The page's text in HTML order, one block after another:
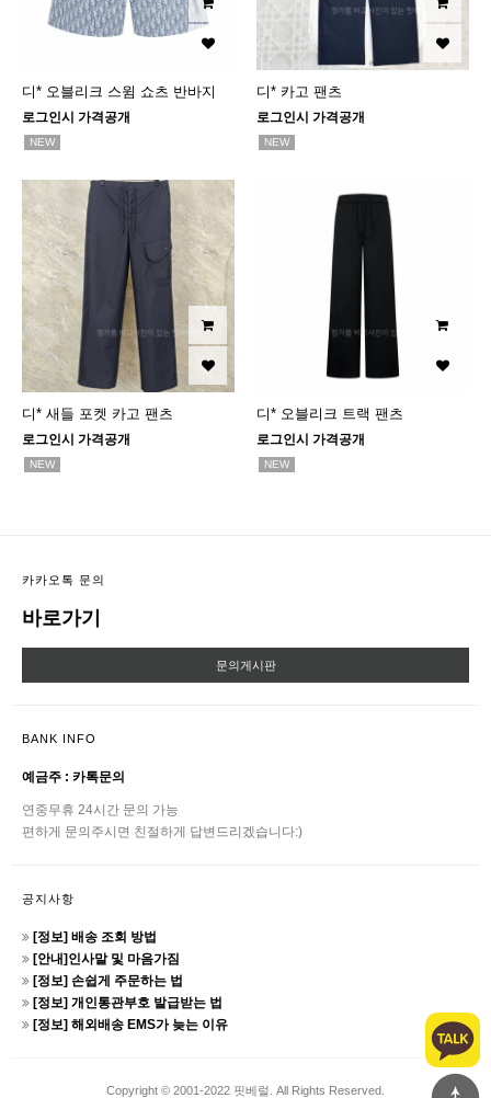
디* 오블리크 스윔 쇼츠 반바지
로그인시 가격공개
NEW
디* 카고 팬츠
로그인시 가격공개
NEW
디* 새들 포켓 카고 팬츠
로그인시 가격공개
NEW
디* 오블리크 트랙 팬츠
로그인시 가격공개
NEW
카카오톡 문의
바로가기
문의게시판
BANK INFO
예금주 : 카톡문의
연중무휴 24시간 문의 가능
편하게 문의주시면 친절하게 답변드리겠습니다:)
공지사항
[정보] 배송 조회 방법
[안내]인사말 및 마음가짐
[정보] 손쉽게 주문하는 법
[정보] 개인통관부호 발급받는 법
[정보] 해외배송 EMS가 늦는 이유
Copyright © 2001-2022 핏베럴. All Rights Reserved.